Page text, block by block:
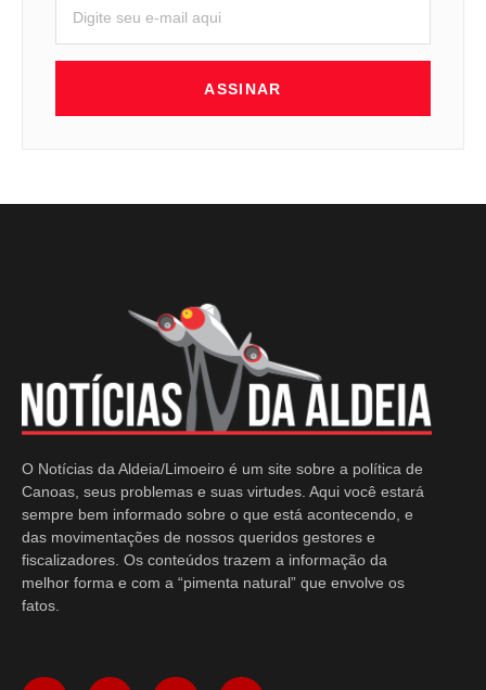
ASSINAR
O Notícias da Aldeia/Limoeiro é um site sobre a política de
Canoas, seus problemas e suas virtudes. Aqui você estará
sempre bem informado sobre o que está acontecendo, e
das movimentações de nossos queridos gestores e
fiscalizadores. Os conteúdos trazem a informação da
melhor forma e com a “pimenta natural” que envolve os
fatos.